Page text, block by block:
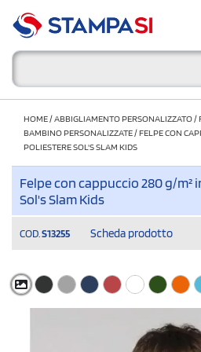
HOME/ABBIGLIAMENTO PERSONALIZZATO/
BAMBINO PERSONALIZZATE/FELPE CON
POLIESTERE SOL'S SLAM KIDS
Felpe con cappuccio 280 g/
Sol's Slam Kids
COD. S13255 Scheda prodotto